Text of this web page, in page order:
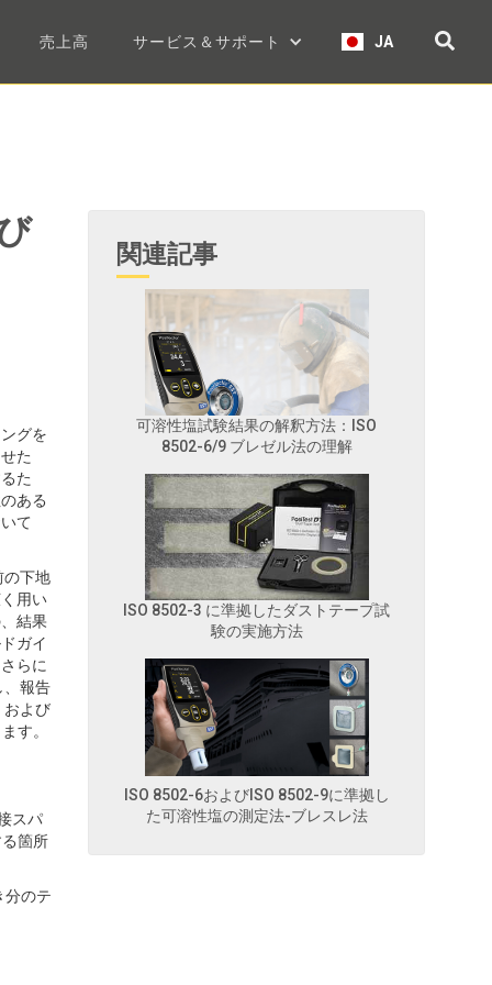
売上高 サービス＆サポート JA
グを
た
た
ある
て
の下地
用い
結果
ガイ
らに
、報告
および
す。
スパ
箇所
分のテ
関連記事
可溶性塩試験結果の解釈方法：ISO
8502-6/9 ブレゼル法の理解
ISO 8502-3 に準拠したダストテープ試
験の実施方法
ISO 8502-6およびISO 8502-9に準拠し
た可溶性塩の測定法-ブレスレ法